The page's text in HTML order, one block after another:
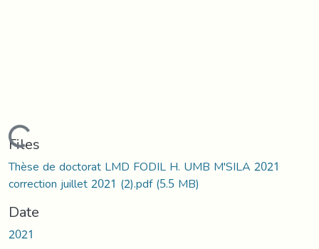
Loading...
Files
Thèse de doctorat LMD FODIL H. UMB M'SILA 2021
correction juillet 2021 (2).pdf(5.5 MB)
Date
2021